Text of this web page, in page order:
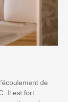
de
Il est fort